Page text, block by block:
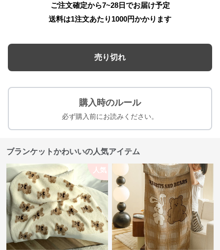
ご注文確定から7~28日でお届け予定
送料は1注文あたり 1000円かかります
売り切れ
購入時のルール
必ず購入前にお読みください。
ブランケットかわいいの人気アイテム
人気